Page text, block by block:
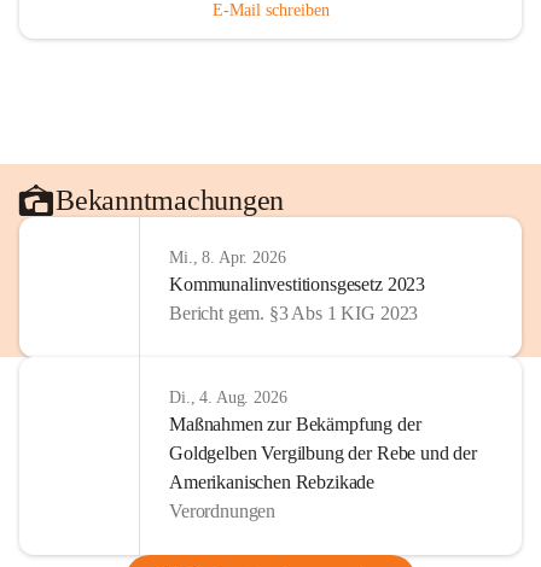
E-Mail schreiben
Bekanntmachungen
Mi., 8. Apr. 2026
Kommunalinvestitionsgesetz 2023
Bericht gem. §3 Abs 1 KIG 2023
Di., 4. Aug. 2026
Maßnahmen zur Bekämpfung der
Goldgelben Vergilbung der Rebe und der
Amerikanischen Rebzikade
Verordnungen